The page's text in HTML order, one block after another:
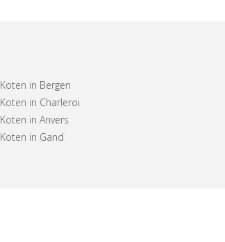
Koten in Bergen
Koten in Charleroi
Koten in Anvers
Koten in Gand